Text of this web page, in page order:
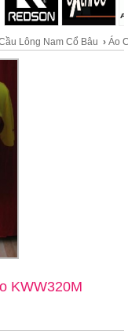
Lông Nam Cổ Bâu › Áo
KWW320M